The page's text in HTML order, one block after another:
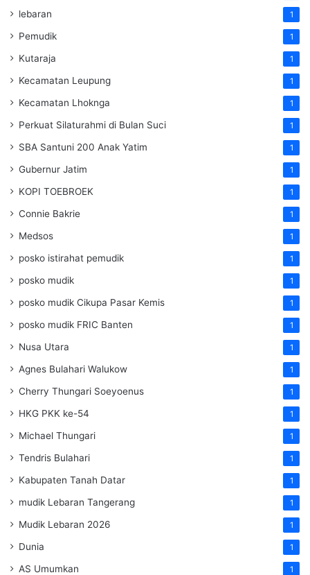
lebaran 1
Pemudik 1
Kutaraja 1
Kecamatan Leupung 1
Kecamatan Lhoknga 1
Perkuat Silaturahmi di Bulan Suci 1
SBA Santuni 200 Anak Yatim 1
Gubernur Jatim 1
KOPI TOEBROEK 1
Connie Bakrie 1
Medsos 1
posko istirahat pemudik 1
posko mudik 1
posko mudik Cikupa Pasar Kemis 1
posko mudik FRIC Banten 1
Nusa Utara 1
Agnes Bulahari Walukow 1
Cherry Thungari Soeyoenus 1
HKG PKK ke-54 1
Michael Thungari 1
Tendris Bulahari 1
Kabupaten Tanah Datar 1
mudik Lebaran Tangerang 1
Mudik Lebaran 2026 1
Dunia 1
AS Umumkan 1